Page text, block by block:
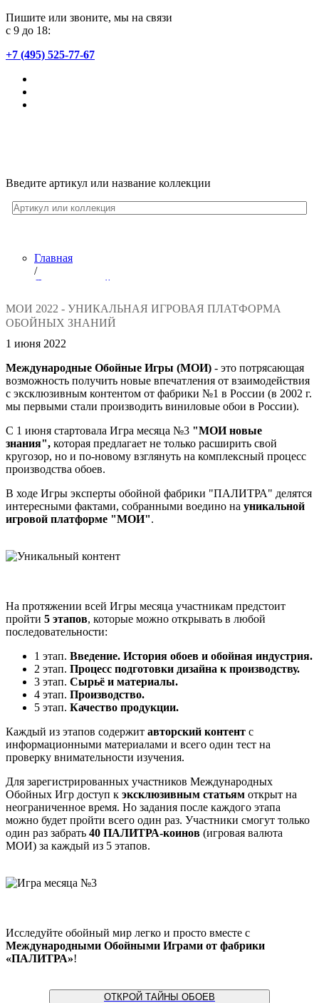
Пишите или звоните, мы на связи
с 9 до 18:
+7 (495) 525-77-67
Введите артикул или название коллекции
Главная
/
Лента новостей
МОИ - уникальная платформа обойных знаний
МОИ 2022 - УНИКАЛЬНАЯ ИГРОВАЯ ПЛАТФОРМА
ОБОЙНЫХ ЗНАНИЙ
1 июня 2022
Международные Обойные Игры (МОИ) - это потрясающая
возможность получить новые впечатления от взаимодействия
с эксклюзивным контентом от фабрики №1 в России (в 2002 г.
мы первыми стали производить виниловые обои в России).
С 1 июня стартовала Игра месяца №3 "МОИ новые
знания", которая предлагает не только расширить свой
кругозор, но и по-новому взглянуть на комплексный процесс
производства обоев.
В ходе Игры эксперты обойной фабрики "ПАЛИТРА" делятся
интересными фактами, собранными воедино на уникальной
игровой платформе "МОИ".
На протяжении всей Игры месяца участникам предстоит
пройти 5 этапов, которые можно открывать в любой
последовательности:
1 этап. Введение. История обоев и обойная индустрия.
2 этап. Процесс подготовки дизайна к производству.
3 этап. Сырьё и материалы.
4 этап. Производство.
5 этап. Качество продукции.
Каждый из этапов содержит авторский контент с
информационными материалами и всего один тест на
проверку внимательности изучения.
Для зарегистрированных участников Международных
Обойных Игр доступ к эксклюзивным статьям открыт на
неограниченное время. Но задания после каждого этапа
можно будет пройти всего один раз. Участники смогут только
один раз забрать 40 ПАЛИТРА-коинов (игровая валюта
МОИ) за каждый из 5 этапов.
Исследуйте обойный мир легко и просто вместе с
Международными Обойными Играми от фабрики
«ПАЛИТРА»!
ОТКРОЙ ТАЙНЫ ОБОЕВ